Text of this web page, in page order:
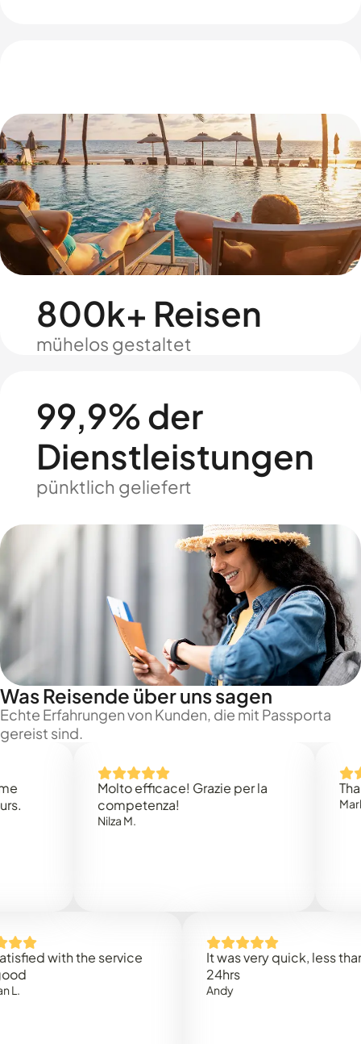
800k+ Reisen
mühelos gestaltet
99,9% der
Dienstleistungen
pünktlich geliefert
Was Reisende über uns sagen
Echte Erfahrungen von Kunden, die mit Passporta
gereist sind.
Molto efficace! Grazie per la
competenza!
Thank
with the service
It was very quick, less than